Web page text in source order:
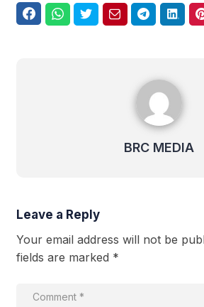
BRC MEDIA
Leave a Reply
Your email address will not be
fields are marked *